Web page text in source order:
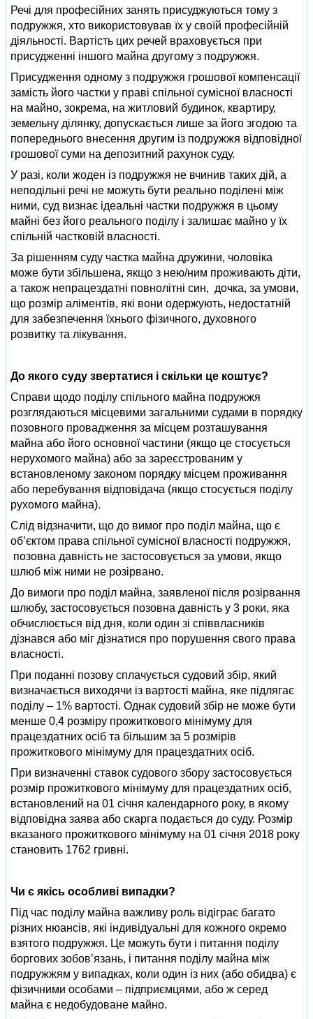
Речі для професійних занять присуджуються тому з
подружжя, хто використовував їх у своїй професійній
діяльності. Вартість цих речей враховується при
присудженні іншого майна другому з подружжя.
Присудження одному з подружжя грошової компенсації
замість його частки у праві спільної сумісної власності
на майно, зокрема, на житловий будинок, квартиру,
земельну ділянку, допускається лише за його згодою та
попереднього внесення другим із подружжя відповідної
грошової суми на депозитний рахунок суду.
У разі, коли жоден із подружжя не вчинив таких дій, а
неподільні речі не можуть бути реально поділені між
ними, суд визнає ідеальні частки подружжя в цьому
майні без його реального поділу і залишає майно у їх
спільній частковій власності.
За рішенням суду частка майна дружини, чоловіка
може бути збільшена, якщо з нею/ним проживають діти,
а також непрацездатні повнолітні син, дочка, за умови,
що розмір аліментів, які вони одержують, недостатній
для забезпечення їхнього фізичного, духовного
розвитку та лікування.
До якого суду звертатися і скільки це коштує?
Справи щодо поділу спільного майна подружжя
розглядаються місцевими загальними судами в порядку
позовного провадження за місцем розташування
майна або його основної частини (якщо це стосується
нерухомого майна) або за зареєстрованим у
встановленому законом порядку місцем проживання
або перебування відповідача (якщо стосується поділу
рухомого майна).
Слід відзначити, що до вимог про поділ майна, що є
об’єктом права спільної сумісної власності подружжя,
позовна давність не застосовується за умови, якщо
шлюб між ними не розірвано.
До вимоги про поділ майна, заявленої після розірвання
шлюбу, застосовується позовна давність у 3 роки, яка
обчислюється від дня, коли один зі співвласників
дізнався або міг дізнатися про порушення свого права
власності.
При поданні позову сплачується судовий збір, який
визначається виходячи із вартості майна, яке підлягає
поділу – 1% вартості. Однак судовий збір не може бути
менше 0,4 розміру прожиткового мінімуму для
працездатних осіб та більшим за 5 розмірів
прожиткового мінімуму для працездатних осіб.
При визначенні ставок судового збору застосовується
розмір прожиткового мінімуму для працездатних осіб,
встановлений на 01 січня календарного року, в якому
відповідна заява або скарга подається до суду. Розмір
вказаного прожиткового мінімуму на 01 січня 2018 року
становить 1762 гривні.
Чи є якісь особливі випадки?
Під час поділу майна важливу роль відіграє багато
різних нюансів, які індивідуальні для кожного окремо
взятого подружжя. Це можуть бути і питання поділу
боргових зобов’язань, і питання поділу майна між
подружжям у випадках, коли один із них (або обидва) є
фізичними особами – підприємцями, або ж серед
майна є недобудоване майно.